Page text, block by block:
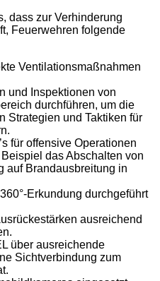
dass zur Verhinderung
Feuerwehren folgende
Ventilationsmaßnahmen
und Inspektionen von
durchführen, um die
Strategien und Taktiken für
für offensive Operationen
das Abschalten von
auf Brandausbreitung in
Erkundung durchgeführt
ausreichend
über ausreichende
Sichtverbindung zum